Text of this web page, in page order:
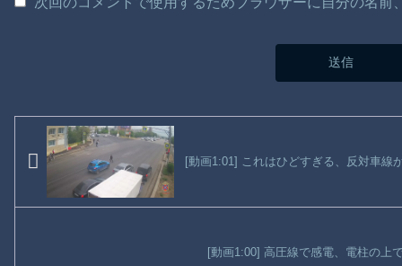
[動画1:01] これはひどすぎる、反対車線
[動画1:00] 高圧線で感電、電柱の上